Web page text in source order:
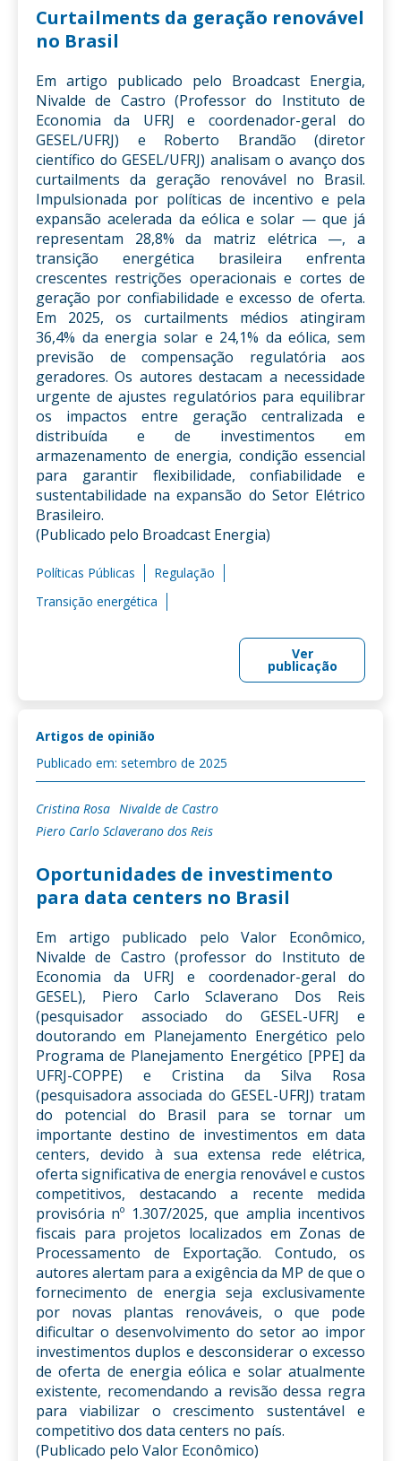
Curtailments da geração renovável
no Brasil
Em artigo publicado pelo Broadcast Energia,
Nivalde de Castro (Professor do Instituto de
Economia da UFRJ e coordenador-geral do
GESEL/UFRJ) e Roberto Brandão (diretor
científico do GESEL/UFRJ) analisam o avanço dos
curtailments da geração renovável no Brasil.
Impulsionada por políticas de incentivo e pela
expansão acelerada da eólica e solar — que já
representam 28,8% da matriz elétrica —, a
transição energética brasileira enfrenta
crescentes restrições operacionais e cortes de
geração por confiabilidade e excesso de oferta.
Em 2025, os curtailments médios atingiram
36,4% da energia solar e 24,1% da eólica, sem
previsão de compensação regulatória aos
geradores. Os autores destacam a necessidade
urgente de ajustes regulatórios para equilibrar
os impactos entre geração centralizada e
distribuída e de investimentos em
armazenamento de energia, condição essencial
para garantir flexibilidade, confiabilidade e
sustentabilidade na expansão do Setor Elétrico
Brasileiro.
(Publicado pelo Broadcast Energia)
Políticas Públicas
Regulação
Transição energética
Ver
publicação
Artigos de opinião
Publicado em: setembro de 2025
Cristina Rosa Nivalde de Castro
Piero Carlo Sclaverano dos Reis
Oportunidades de investimento
para data centers no Brasil
Em artigo publicado pelo Valor Econômico,
Nivalde de Castro (professor do Instituto de
Economia da UFRJ e coordenador-geral do
GESEL), Piero Carlo Sclaverano Dos Reis
(pesquisador associado do GESEL-UFRJ e
doutorando em Planejamento Energético pelo
Programa de Planejamento Energético [PPE] da
UFRJ-COPPE) e Cristina da Silva Rosa
(pesquisadora associada do GESEL-UFRJ) tratam
do potencial do Brasil para se tornar um
importante destino de investimentos em data
centers, devido à sua extensa rede elétrica,
oferta significativa de energia renovável e custos
competitivos, destacando a recente medida
provisória nº 1.307/2025, que amplia incentivos
fiscais para projetos localizados em Zonas de
Processamento de Exportação. Contudo, os
autores alertam para a exigência da MP de que o
fornecimento de energia seja exclusivamente
por novas plantas renováveis, o que pode
dificultar o desenvolvimento do setor ao impor
investimentos duplos e desconsiderar o excesso
de oferta de energia eólica e solar atualmente
existente, recomendando a revisão dessa regra
para viabilizar o crescimento sustentável e
competitivo dos data centers no país.
(Publicado pelo Valor Econômico)